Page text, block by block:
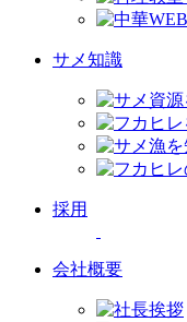
サメ知識
採用
会社概要